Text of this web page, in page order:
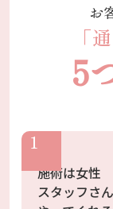
お
「
5
施術は女性
スタッフさ